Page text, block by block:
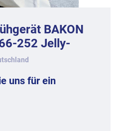
BAKON
252 Jelly-
uns für ein